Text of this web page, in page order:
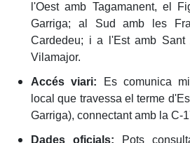
l'Oest amb Tagamanent, el
Garriga; al Sud amb les
Cardedeu; i a l'Est amb
Vilamajor.
Accés viari: Es comunica
local que travessa el terme
Garriga), connectant amb la C-
Dades oficials: Pots